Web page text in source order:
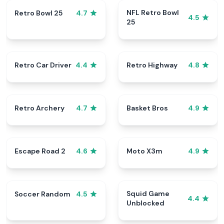
Retro Bowl 25 4.7
NFL Retro Bowl
25
4.5
Retro Car Driver 4.4 Retro Highway 4.8
Retro Archery 4.7 Basket Bros 4.9
Escape Road 2 4.6 Moto X3m 4.9
Soccer Random 4.5
Squid Game
Unblocked
4.4